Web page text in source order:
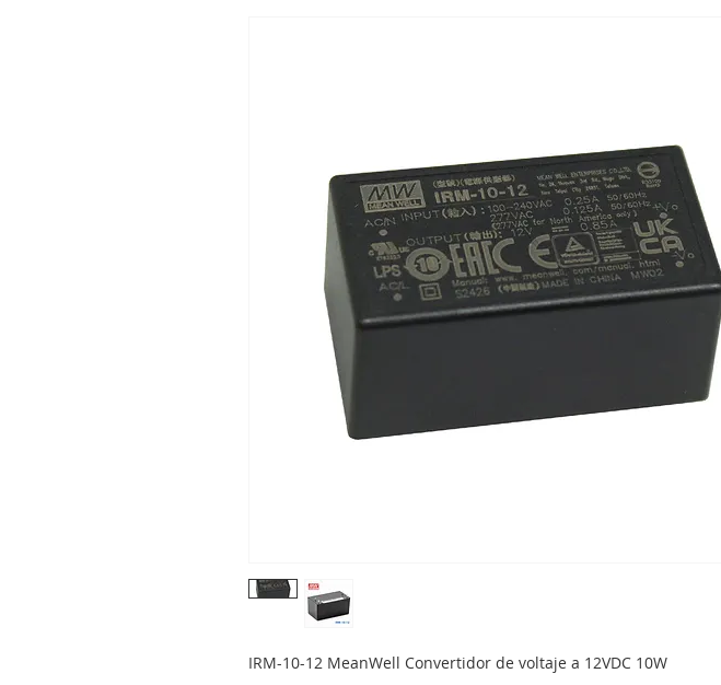
IRM-10-12 MeanWell Convertidor de voltaje a 12VDC 10W